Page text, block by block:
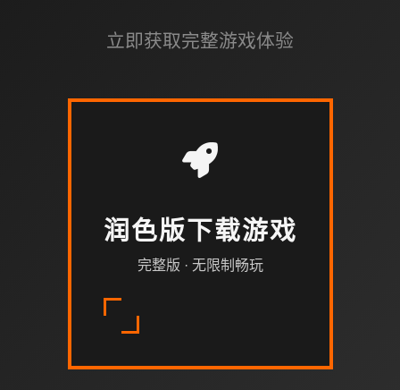
立即获取完整游戏体验
润色版下载游戏
完整版 · 无限制畅玩